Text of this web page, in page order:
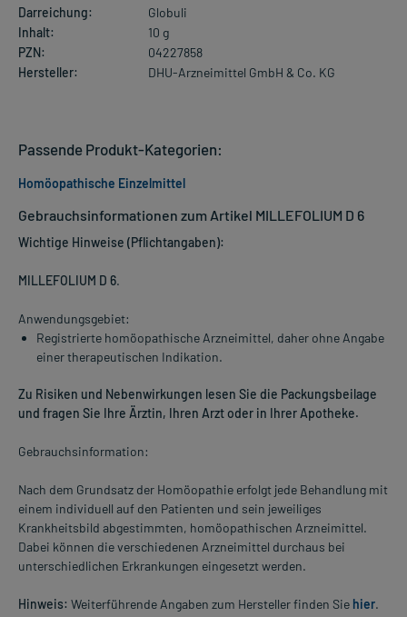
Darreichung:
Globuli
Inhalt:
10 g
PZN:
04227858
Hersteller:
DHU-Arzneimittel GmbH & Co. KG
Gebrauchsinformationen zum Artikel MILLEFOLIUM D 6
Wichtige Hinweise (Pflichtangaben):
MILLEFOLIUM D 6.
Anwendungsgebiet:
Registrierte homöopathische Arzneimittel, daher ohne Angabe
einer therapeutischen Indikation.
Zu Risiken und Nebenwirkungen lesen Sie die Packungsbeilage
und fragen Sie Ihre Ärztin, Ihren Arzt oder in Ihrer Apotheke.
Gebrauchsinformation:
Nach dem Grundsatz der Homöopathie erfolgt jede Behandlung mit
einem individuell auf den Patienten und sein jeweiliges
Krankheitsbild abgestimmten, homöopathischen Arzneimittel.
Dabei können die verschiedenen Arzneimittel durchaus bei
unterschiedlichen Erkrankungen eingesetzt werden.
Hinweis: Weiterführende Angaben zum Hersteller finden Sie hier.
Passende Produkt-Kategorien:
Homöopathische Einzelmittel